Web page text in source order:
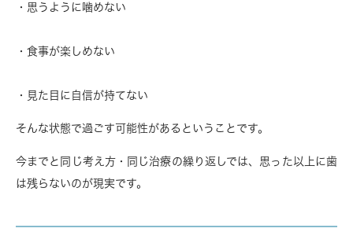
・思うように噛めない
・食事が楽しめない
・見た目に自信が持てない
そんな状態で過ごす可能性があるということです。
今までと同じ考え方・同じ治療の繰り返しでは、
思った以上に歯
は残らないのが現実です。